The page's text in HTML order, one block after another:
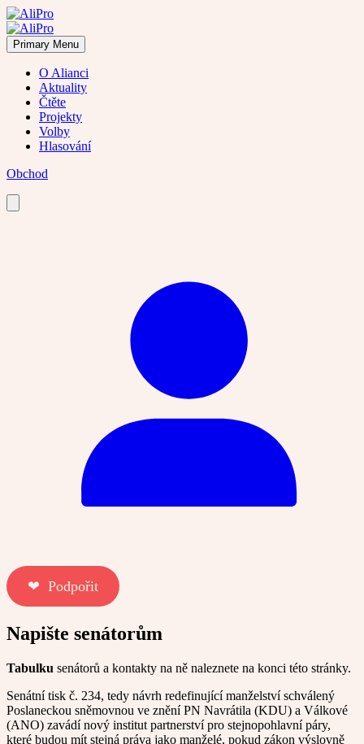
Skip
to
content
Primary Menu
O Alianci
Aktuality
Čtěte
Projekty
Volby
Hlasování
Obchod
❤︎ Podpořit
Napište senátorům
Tabulku senátorů a kontakty na ně naleznete na konci této stránky.
Senátní tisk č. 234, tedy návrh redefinující manželství schválený
Poslaneckou sněmovnou ve znění PN Navrátila (KDU) a Válkové
(ANO) zavádí nový institut partnerství pro stejnopohlavní páry,
které budou mít stejná práva jako manželé, pokud zákon výslovně